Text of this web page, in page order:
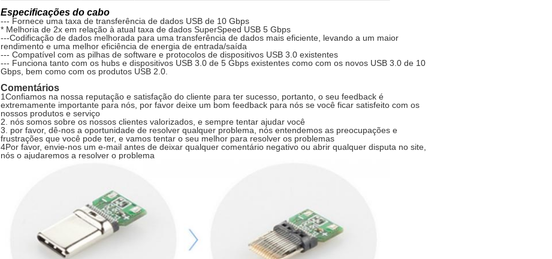
Especificações do cabo
--- Fornece uma taxa de transferência de dados USB de 10 Gbps
* Melhoria de 2x em relação à atual taxa de dados SuperSpeed USB 5 Gbps
---Codificação de dados melhorada para uma transferência de dados mais eficiente, levando a um maior
rendimento e uma melhor eficiência de energia de entrada/saída
--- Compatível com as pilhas de software e protocolos de dispositivos USB 3.0 existentes
--- Funciona tanto com os hubs e dispositivos USB 3.0 de 5 Gbps existentes como com os novos USB 3.0 de 10
Gbps, bem como com os produtos USB 2.0.
Comentários
1Confiamos na nossa reputação e satisfação do cliente para ter sucesso, portanto, o seu feedback é
extremamente importante para nós, por favor deixe um bom feedback para nós se você ficar satisfeito com os
nossos produtos e serviço
2. nós somos sobre os nossos clientes valorizados, e sempre tentar ajudar você
3. por favor, dê-nos a oportunidade de resolver qualquer problema, nós entendemos as preocupações e
frustrações que você pode ter, e vamos tentar o seu melhor para resolver os problemas
4Por favor, envie-nos um e-mail antes de deixar qualquer comentário negativo ou abrir qualquer disputa no site,
nós o ajudaremos a resolver o problema